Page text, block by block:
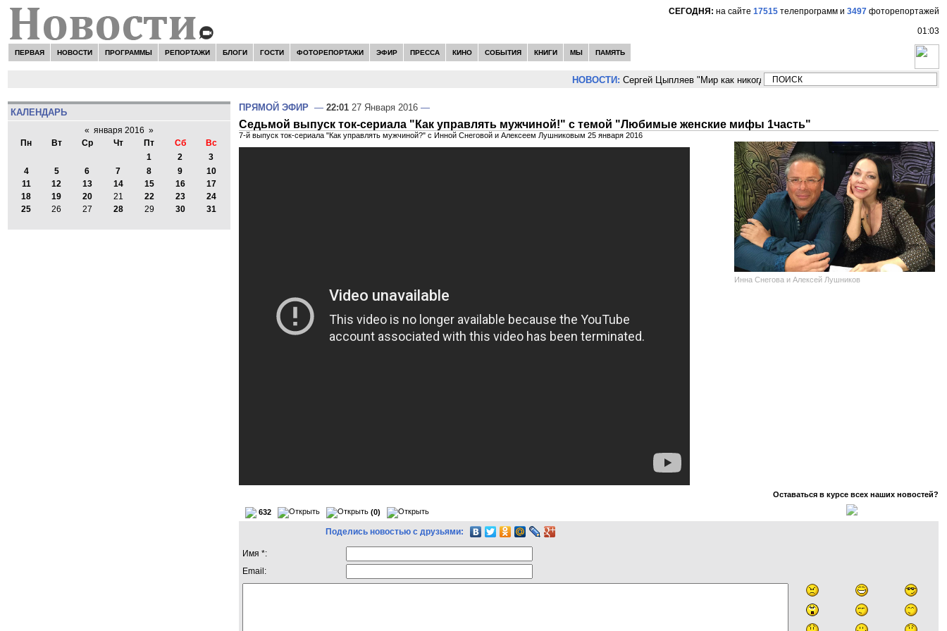
СЕГОДНЯ: на сайте 17515 телепрограмм и 3497 фоторепортажей
01:03
ПЕРВАЯ НОВОСТИ ПРОГРАММЫ РЕПОРТАЖИ БЛОГИ ГОСТИ ФОТОРЕПОРТАЖИ ЭФИР ПРЕССА КИНО СОБЫТИЯ КНИГИ МЫ ПАМЯТЬ
НОВОСТИ: Сергей Цыпляев "Мир как никогда близко стоит к угрозе третьей мировой
КАЛЕНДАРЬ
« января 2016 »
Пн
Вт Ср Чт Пт Сб
Вс
1
2
3
4
5 6 7 8 9
10
11
12 13 14 15 16
17
18
19 20 21 22 23
24
25
26 27 28 29 30 31
ПРЯМОЙ ЭФИР — 22:01 27 Января 2016 —
Седьмой выпуск ток-сериала "Как управлять мужчиной!" с темой "Любимые женские мифы 1часть"
7-й выпуск ток-сериала "Как управлять мужчиной?" с Инной Снеговой и Алексеем Лушниковым 25 января 2016
Инна Снегова и Алексей Лушников
Оставаться в курсе всех наших новостей?
632 (0)
Поделись новостью с друзьями:
Имя *:
Email: